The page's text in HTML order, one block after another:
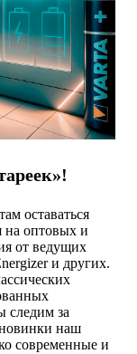
оставаться
на оптовых и
от ведущих
и других.
за
новинки наш
современные и